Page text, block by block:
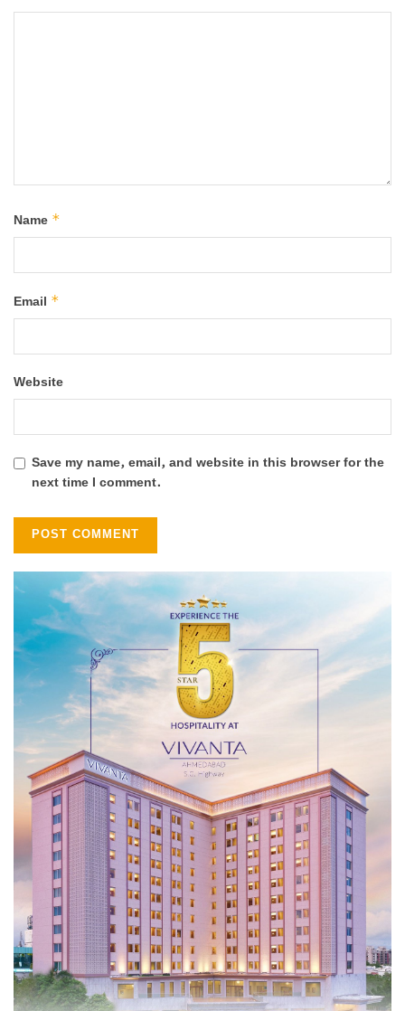
Name *
Email *
Website
Save my name, email, and website in this browser for the
next time I comment.